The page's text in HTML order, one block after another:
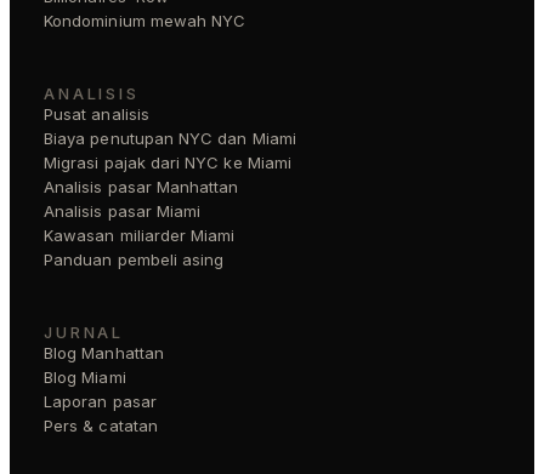
Kondominium mewah NYC
ANALISIS
Pusat analisis
Biaya penutupan NYC dan Miami
Migrasi pajak dari NYC ke Miami
Analisis pasar Manhattan
Analisis pasar Miami
Kawasan miliarder Miami
Panduan pembeli asing
JURNAL
Blog Manhattan
Blog Miami
Laporan pasar
Pers & catatan